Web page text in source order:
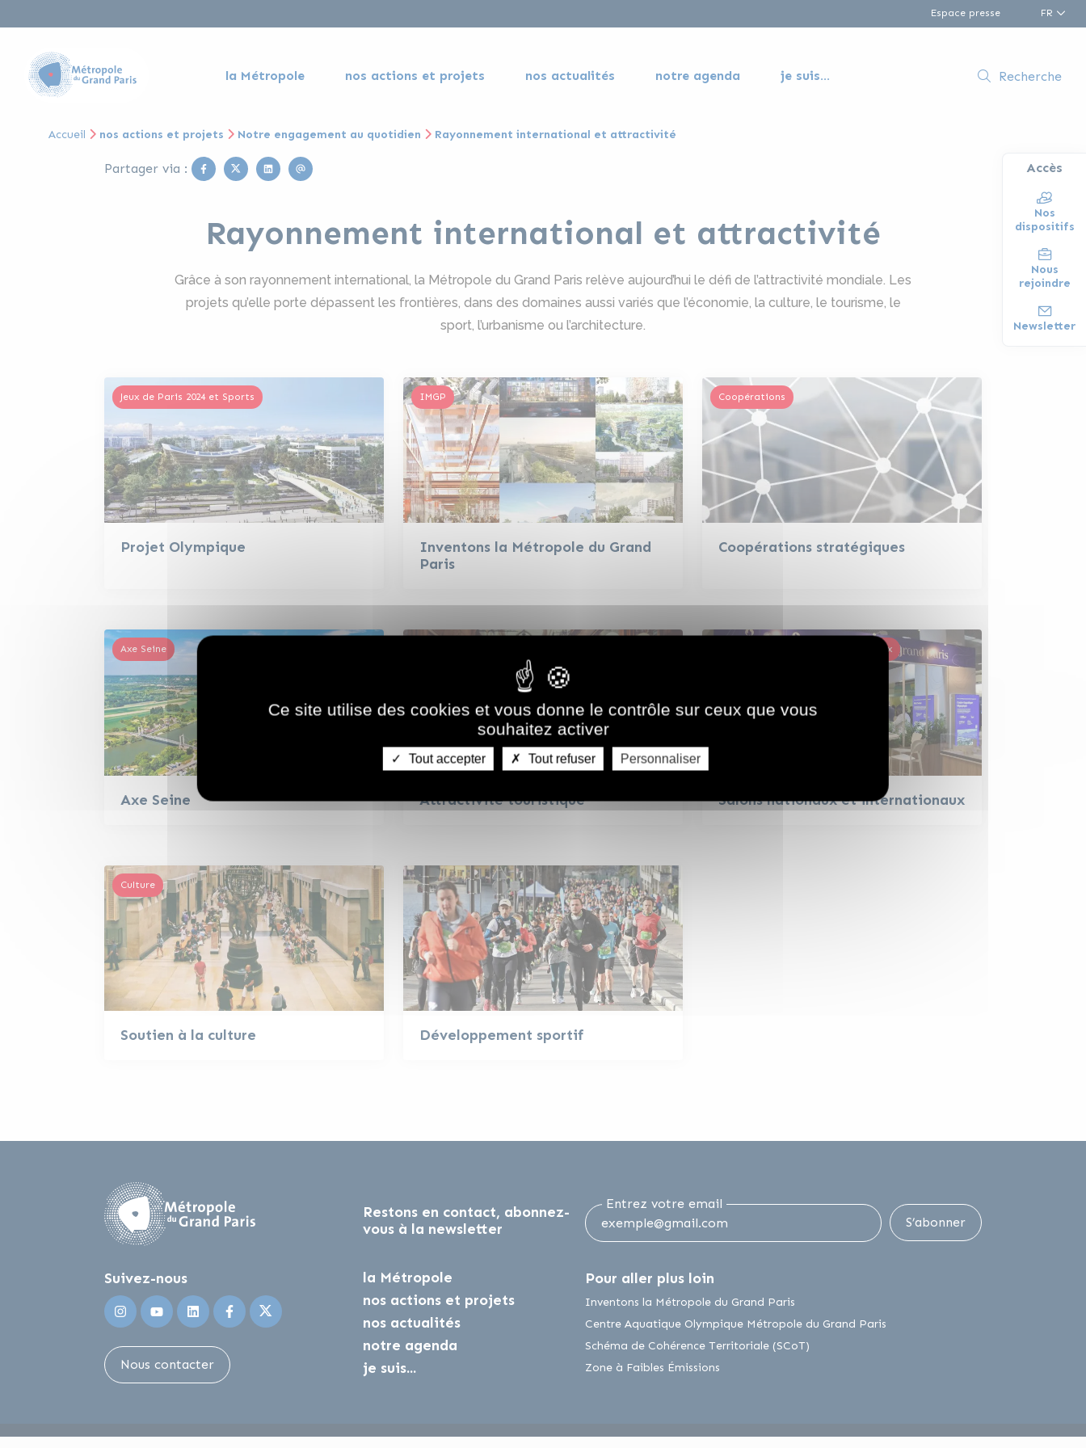
Espace presse FR
la Métropole nos actions et projets nos actualités notre agenda je suis... Recherche
Accueil nos actions et projets Notre engagement au quotidien Rayonnement international et attractivité
Accès
Nos
dispositifs
Nous
rejoindre
Newsletter
Partager via : Facebook
TwitterLinkedinEmail
Rayonnement international et attractivité
Grâce à son rayonnement international, la Métropole du Grand Paris relève aujourd’hui le défi de l’attractivité mondiale. Les
projets qu’elle porte dépassent les frontières, dans des domaines aussi variés que l’économie, la culture, le tourisme, le
sport, l’urbanisme ou l’architecture.
Projet Olympique
Jeux de Paris 2024 et Sports
Inventons la Métropole du Grand
Paris
IMGP
Coopérations stratégiques
Coopérations
Axe Seine
Axe Seine
Attractivité touristique Salons nationaux et internationaux
Salons nationaux et internationaux
Soutien à la culture
Culture
Développement sportif
Restons en contact, abonnez-
vous à la newsletter
Entrez votre email
S’abonner
Suivez-nous
Suivez-nous sur Instagram
Suivez-nous sur Youtube
Suivez-nous sur Linkedin
Suivez-nous sur Facebook
Suivez-nous sur Twitter
Nous contacter
la Métropole
nos actions et projets
nos actualités
notre agenda
je suis...
Pour aller plus loin
Inventons la Métropole du Grand Paris
Centre Aquatique Olympique Métropole du Grand Paris
Schéma de Cohérence Territoriale (SCoT)
Zone à Faibles Émissions
Ce site utilise des cookies et vous donne le contrôle sur ceux que vous
souhaitez activer
Tout accepter Tout refuser Personnaliser